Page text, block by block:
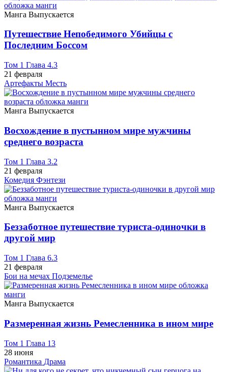
Манга Выпускается
Путешествие Непобедимого Убийцы с
Последним Боссом
Том 1 Глава 4.3
21 февраля
Артефакты Месть
Манга Выпускается
Восхождение в пустынном мире мужчины
среднего возраста
Том 1 Глава 3.2
21 февраля
Комедия Фэнтези
Манга Выпускается
Беззаботное путешествие туриста-одиночки в
другой мир
Том 1 Глава 6.3
21 февраля
Бои на мечах Подземелье
Манга Выпускается
Размеренная жизнь Ремесленника в ином мире
Том 1 Глава 13
28 июня
Романтика Драма